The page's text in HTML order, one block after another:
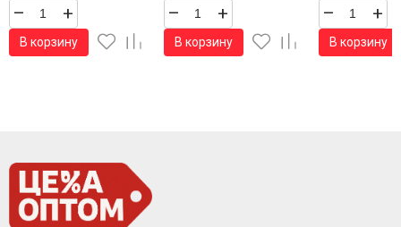
– +
В корзину
– +
В корзину
– +
В корзину